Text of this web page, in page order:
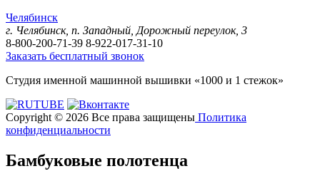
Челябинск
г. Челябинск, п. Западный, Дорожный переулок, 3
8-800-200-71-39 8-922-017-31-10
Заказать бесплатный звонок
Студия именной машинной вышивки «1000 и 1 стежок»
Copyright © 2026 Все права защищены Политика
конфиденциальности
Бамбуковые полотенца